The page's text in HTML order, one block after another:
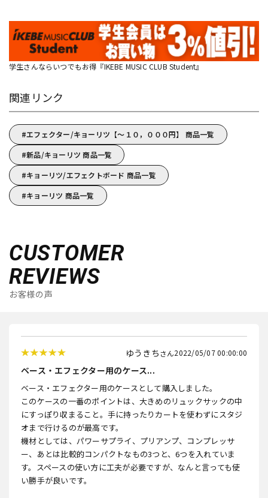
学生さんならいつでもお得『IKEBE MUSIC CLUB Student』
関連リンク
エフェクター/キョーリツ【～１０，０００円】 商品一覧
新品/キョーリツ 商品一覧
キョーリツ/エフェクトボード 商品一覧
キョーリツ 商品一覧
CUSTOMER
REVIEWS
お客様の声
ゆうきち 2022/05/07 00:00:00
ベース・エフェクター用のケース...
ベース・エフェクター用のケースとして購入しました。
このケースの一番のポイントは、大きめのリュックサックの中
にすっぽり収まること。手に持ったりカートを使わずにスタジ
オまで行けるのが最高です。
機材としては、パワーサプライ、プリアンプ、コンプレッサ
ー、あとは比較的コンパクトなもの3つと、6つを入れていま
す。スペースの使い方に工夫が必要ですが、なんと言っても使
い勝手が良いです。